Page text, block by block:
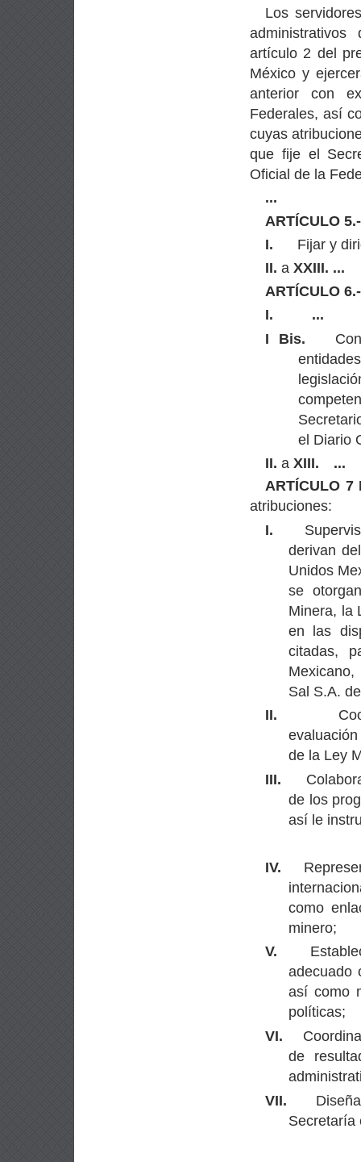
Los
artículo 2 del
México y
anterior con
Federales, así
cuyas
que fije el
Oficial de la
...
ARTÍCULO 5.-
I.
Fijar y
II. a XXIII. ...
ARTÍCULO 6.-
I.
...
I Bis.
el Diario
II. a XIII.
...
ARTÍCULO 7
atribuciones:
I.
derivan
Unidos
se
Minera, la
en las
citadas,
Sal S.A.
II.
de la Ley
III.
de los
así le
IV.
como
minero;
V.
adecuado
así como
políticas;
VI.
de
VII.
Secretaría